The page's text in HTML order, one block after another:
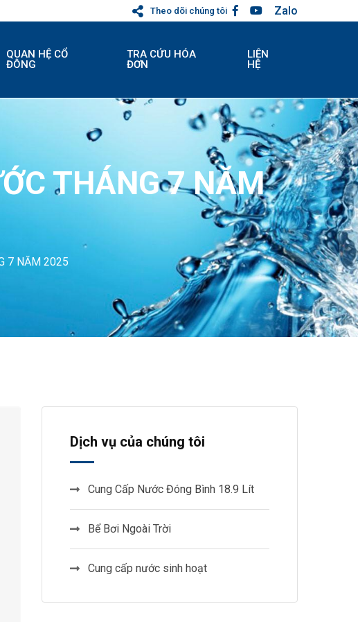
Theo dõi chúng tôi Zalo
QUAN HỆ CỔ
ĐÔNG
TRA CỨU HÓA
ĐƠN
LIÊN
HỆ
THÁNG 7 NĂM
7 NĂM 2025
Dịch vụ của chúng tôi
Cung Cấp Nước Đóng Bình 18.9 Lít
Bể Bơi Ngoài Trời
Cung cấp nước sinh hoạt